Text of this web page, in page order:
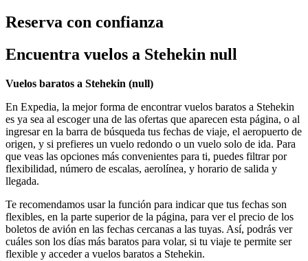
Reserva con confianza
Encuentra vuelos a Stehekin null
Vuelos baratos a Stehekin (null)
En Expedia, la mejor forma de encontrar vuelos baratos a Stehekin
es ya sea al escoger una de las ofertas que aparecen esta página, o al
ingresar en la barra de búsqueda tus fechas de viaje, el aeropuerto de
origen, y si prefieres un vuelo redondo o un vuelo solo de ida. Para
que veas las opciones más convenientes para ti, puedes filtrar por
flexibilidad, número de escalas, aerolínea, y horario de salida y
llegada.
Te recomendamos usar la función para indicar que tus fechas son
flexibles, en la parte superior de la página, para ver el precio de los
boletos de avión en las fechas cercanas a las tuyas. Así, podrás ver
cuáles son los días más baratos para volar, si tu viaje te permite ser
flexible y acceder a vuelos baratos a Stehekin.